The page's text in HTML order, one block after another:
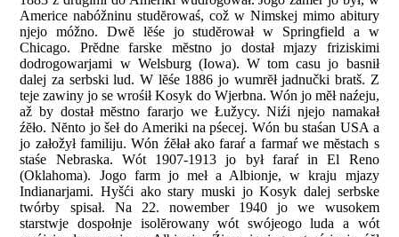
Americe nabóžninu studĕrowaś, což w Nimskej mimo abitury
njejo móžno. Dwĕ lĕśe jo studĕrował w Springfield a w
Chicago. Prĕdne farske mĕstno jo dostał mjazy friziskimi
dodrogowarjami w Welsburg (Iowa). W tom casu jo basnił
dalej za serbski lud. W lĕśe 1886 jo wumrĕł jadnučki bratš. Z
teje zawiny jo se wrośił Kosyk do Wjerbna. Wón jo mĕł naźeju,
až by dostał mĕstno fararjo we Łužycy. Niźi njejo namakał
źĕło. Nĕnto jo šeł do Ameriki na pśecej. Wón bu staśan USA a
jo załožył familiju. Wón źĕłał ako faraŕ a farmaŕ we mĕstach s
staśe Nebraska. Wót 1907-1913 jo był faraŕ in El Reno
(Oklahoma). Jogo farm jo meł a Albionje, w kraju mjazy
Indianarjami. Hyšći ako stary muski jo Kosyk dalej serbske
twórby spisał. Na 22. nowember 1940 jo we wusokem
starstwje dospołnje isolĕrowany wót swójeogo luda a wót